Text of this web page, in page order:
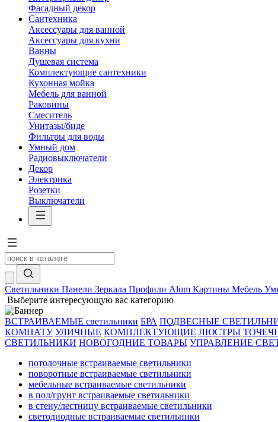
Фасадный декор
Сантехника
Аксессуары для ванной
Аксессуары для кухни
Ванны
Душевая система
Комплектующие сантехники
Кухонная мойка
Мебель для ванной
Раковины
Смеситель
Унитазы/биде
Фильтры для воды
Умный дом
Радиовыключатели
Декор
Электрика
Розетки
Выключатели
Светильники Панели Зеркала Профили Alum Картины Мебель
Выберите интересующую вас категорию
ВСТРАИВАЕМЫЕ светильники БРА ПОДВЕСНЫЕ
КОМНАТУ УЛИЧНЫЕ КОМПЛЕКТУЮЩИЕ ЛЮСТРЫ
СВЕТИЛЬНИКИ НОВОГОДНИЕ ТОВАРЫ УПРАВЛЕНИЕ
потолочные встраиваемые светильники
поворотные встраиваемые светильники
мебельные встраиваемые светильники
в пол/грунт встраиваемые светильники
в стену/лестницу встраиваемые светильники
светодиодные встраиваемые светильники